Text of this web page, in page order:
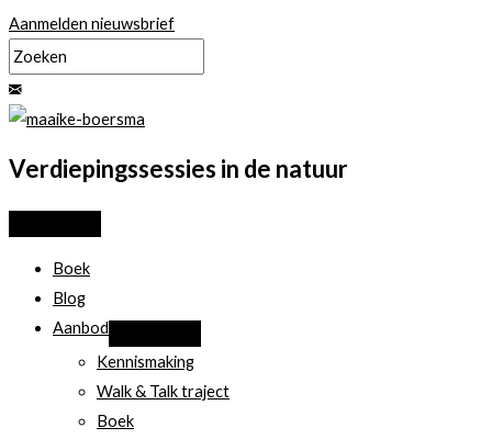
Ga
naar
de
inhoud
Aanmelden nieuwsbrief
Verdiepingssessies in de natuur
Boek
Blog
Aanbod
Kennismaking
Walk & Talk traject
Boek